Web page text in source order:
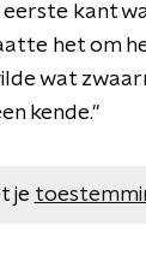
kant
het om
wat
kende."
je